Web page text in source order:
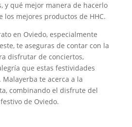
y qué mejor manera de hacerlo
los mejores productos de HHC.
en Oviedo, especialmente
te aseguras de contar con la
disfrutar de conciertos,
que estas festividades
te acerca a la
combinando el disfrute del
de Oviedo.